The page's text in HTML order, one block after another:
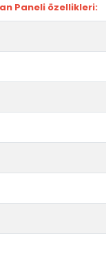
Paneli özellikleri: